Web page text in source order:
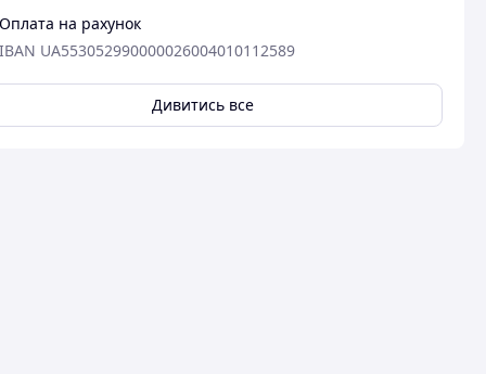
на рахунок
UA553052990000026004010112589
Дивитись все